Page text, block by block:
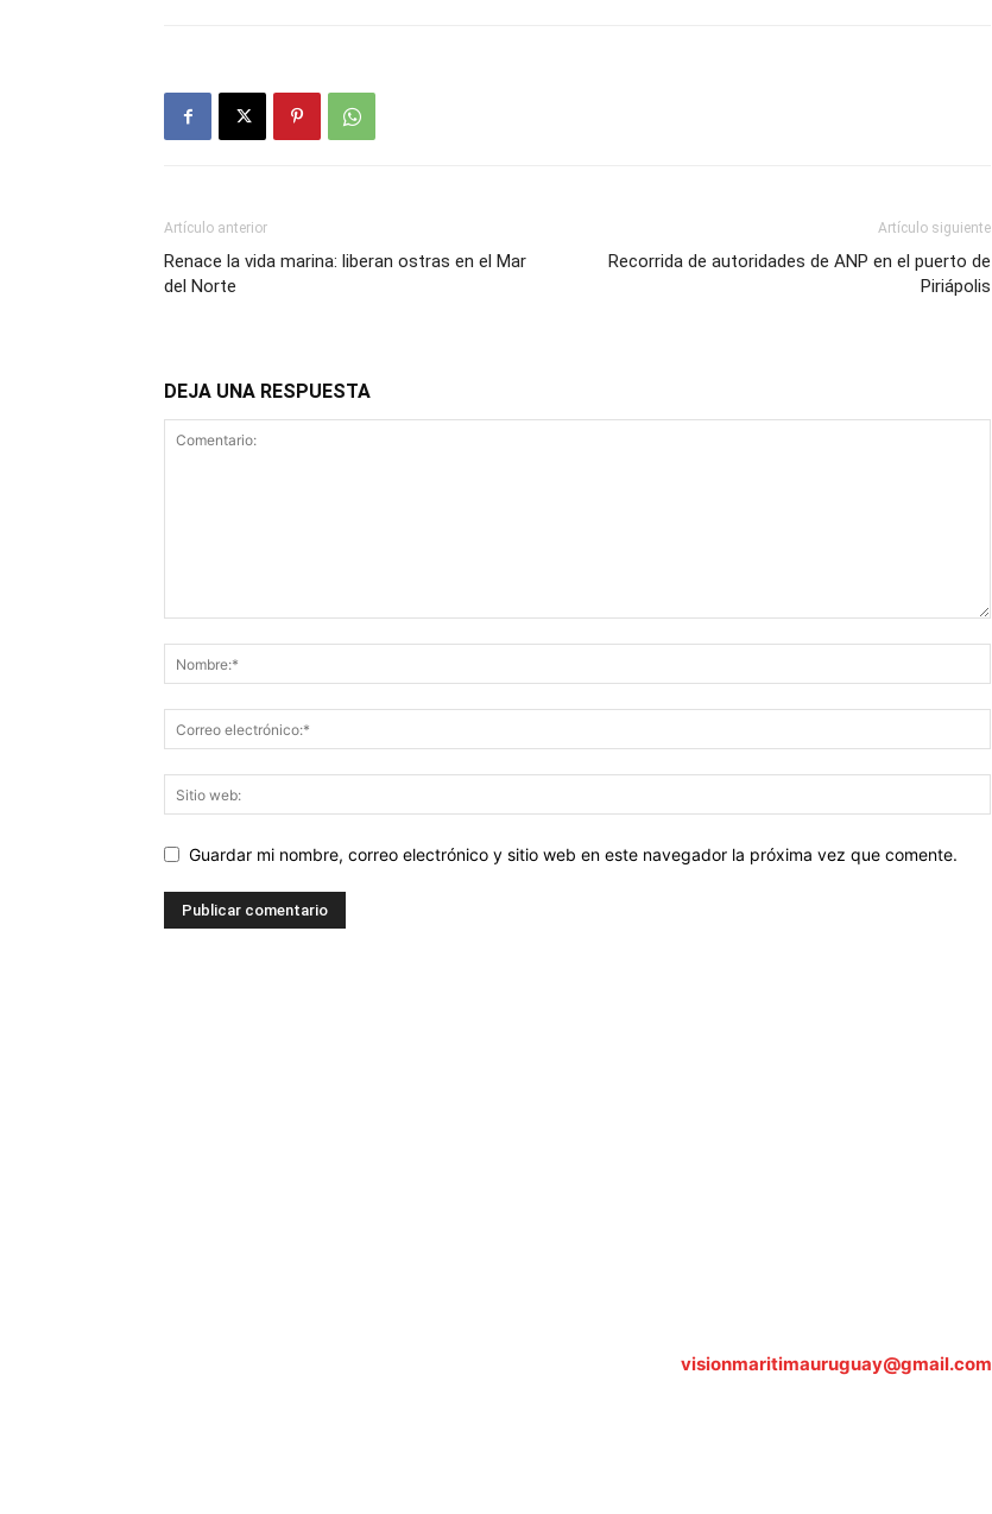
Artículo anterior
Renace la vida marina: liberan ostras en el Mar
del Norte
Artículo siguiente
Recorrida de autoridades de ANP en el puerto de
Piriápolis
DEJA UNA RESPUESTA
Guardar mi nombre, correo electrónico y sitio web en este navegador la próxima vez que comente.
visionmaritimauruguay@gmail.com